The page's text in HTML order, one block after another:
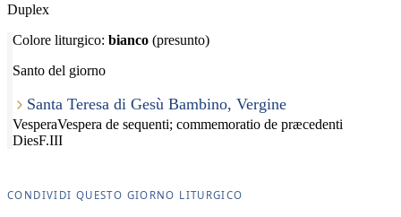
Duplex
Colore liturgico: bianco (presunto)
Santo del giorno
Santa Teresa di Gesù Bambino, Vergine
VesperaVespera de sequenti; commemoratio de præcedenti
DiesF.III
CONDIVIDI QUESTO GIORNO LITURGICO